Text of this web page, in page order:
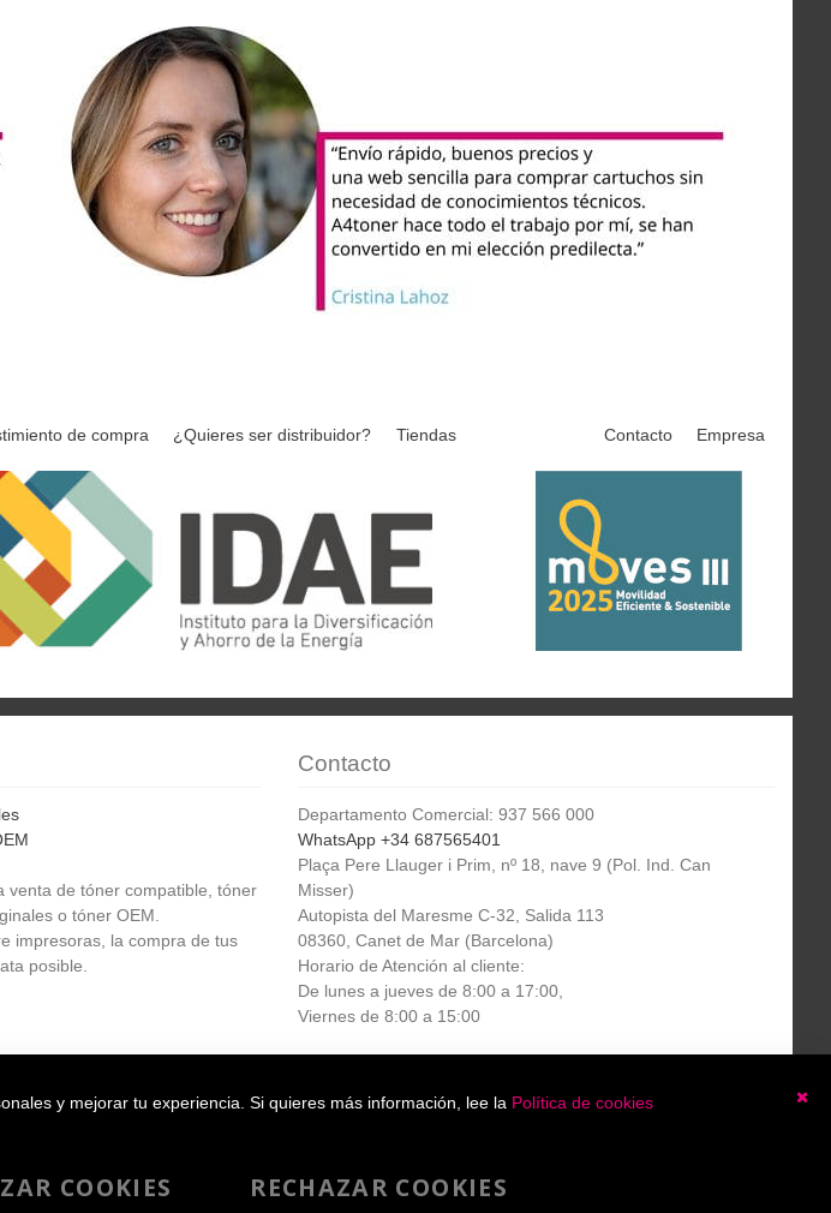
de compra ¿Quieres ser distribuidor? Tiendas Contacto Empresa
venta de tóner compatible, tóner
o tóner OEM.
impresoras, la compra de tus
posible.
Contacto
Departamento Comercial: 937 566 000
WhatsApp +34 687565401
Plaça Pere Llauger i Prim, nº 18, nave 9 (Pol. Ind. Can
Misser)
Autopista del Maresme C-32, Salida 113
08360, Canet de Mar (Barcelona)
Horario de Atención al cliente:
De lunes a jueves de 8:00 a 17:00,
Viernes de 8:00 a 15:00
informativo
y mejorar tu experiencia. Si quieres más información, lee la Política de cookies
COOKIES RECHAZAR COOKIES